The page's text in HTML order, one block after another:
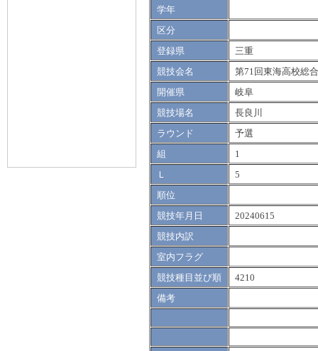
学年
区分
登録県
三重
競技会名
第71回東海高校総
開催県
岐阜
競技場名
長良川
ラウンド
予選
組
1
Ｌ
5
順位
競技年月日
20240615
競技内訳
室内フラグ
競技種目並び順
4210
備考